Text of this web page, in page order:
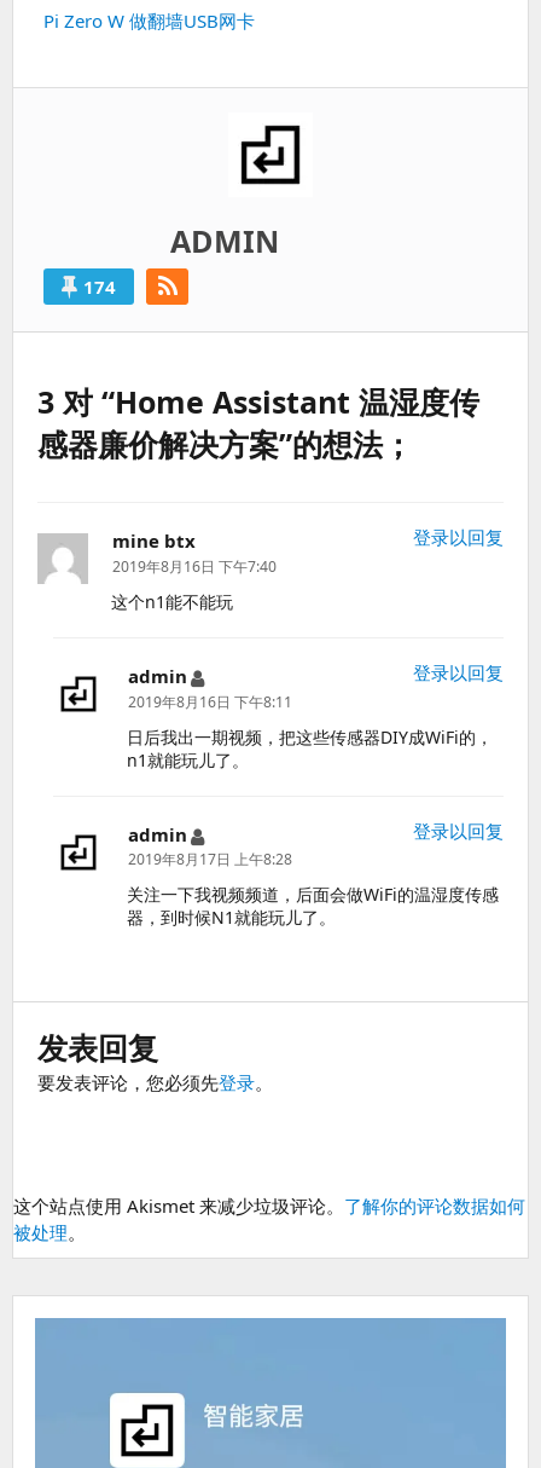
下
Pi Zero W 做翻墙USB网卡
ADMIN
174
3 对 “Home Assistant 温湿度传
感器廉价解决方案”的想法；
mine btx
道：
2019年8月16日 下午7:40
这个n1能不能玩
登录以回复
admin
说
道：
2019年8月16日 下午8:11
日后我出一期视频，把这些传感器DIY成WiFi的，
n1就能玩儿了。
登录以回复
admin
说
道：
2019年8月17日 上午8:28
关注一下我视频频道，后面会做WiFi的温湿度传感
器，到时候N1就能玩儿了。
登录以回复
发表回复
要发表评论，您必须先登录。
这个站点使用 Akismet 来减少垃圾评论。 了解你的评论数据如何
被处理。